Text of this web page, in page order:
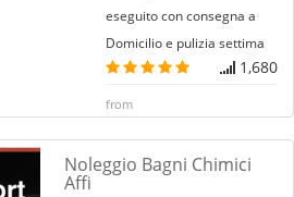
eseguito con consegna a
Domicilio e pulizia settima
1,680
from
Noleggio Bagni Chimici
Affi